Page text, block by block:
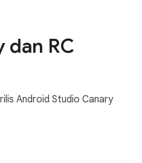
dan RC
Android Studio Canary